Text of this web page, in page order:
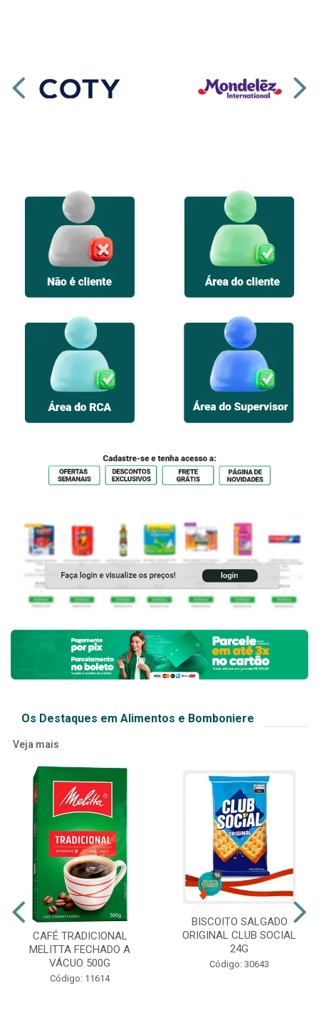
Os Destaques em Alimentos e Bomboniere
Veja mais
CAFÉ TRADICIONAL
MELITTA FECHADO A
VÁCUO 500G
Código: 11614
BISCOITO SALGADO
ORIGINAL CLUB SOCIAL
24G
Código: 30643